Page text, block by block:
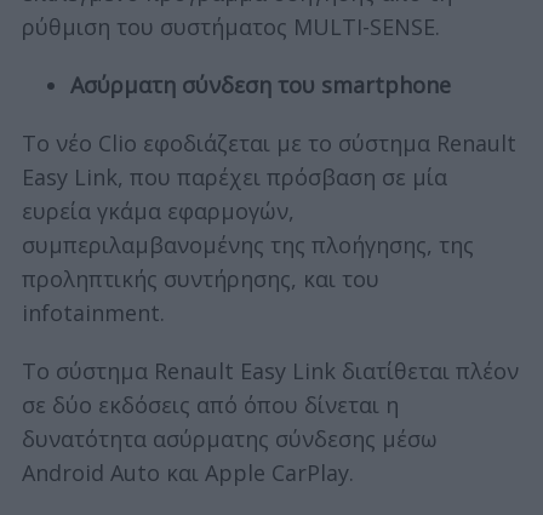
ρύθμιση του συστήματος MULTI-SENSE.
Ασύρματη σύνδεση του smartphone
Το νέο Clio εφοδιάζεται με το σύστημα Renault
Easy Link, που παρέχει πρόσβαση σε μία
ευρεία γκάμα εφαρμογών,
συμπεριλαμβανομένης της πλοήγησης, της
προληπτικής συντήρησης, και του
infotainment.
Το σύστημα Renault Easy Link διατίθεται πλέον
σε δύο εκδόσεις από όπου δίνεται η
δυνατότητα ασύρματης σύνδεσης μέσω
Android Auto και Apple CarPlay.